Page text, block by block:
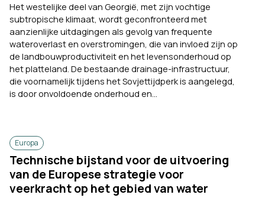
Het westelijke deel van Georgië, met zijn vochtige
subtropische klimaat, wordt geconfronteerd met
aanzienlijke uitdagingen als gevolg van frequente
wateroverlast en overstromingen, die van invloed zijn op
de landbouwproductiviteit en het levensonderhoud op
het platteland. De bestaande drainage-infrastructuur,
die voornamelijk tijdens het Sovjettijdperk is aangelegd,
is door onvoldoende onderhoud en...
Europa
Technische bijstand voor de uitvoering
van de Europese strategie voor
veerkracht op het gebied van water